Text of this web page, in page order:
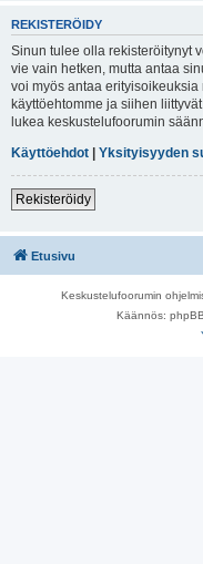
REKISTERÖIDY
Sinun tulee olla rekisteröitynyt
vie vain hetken, mutta antaa
voi myös antaa
käyttöehtomme ja siihen
lukea keskustelufoorumin
Käyttöehdot | Yksityisyyden
Rekisteröidy
Etusivu
Keskustelufoorumin
Käännös: